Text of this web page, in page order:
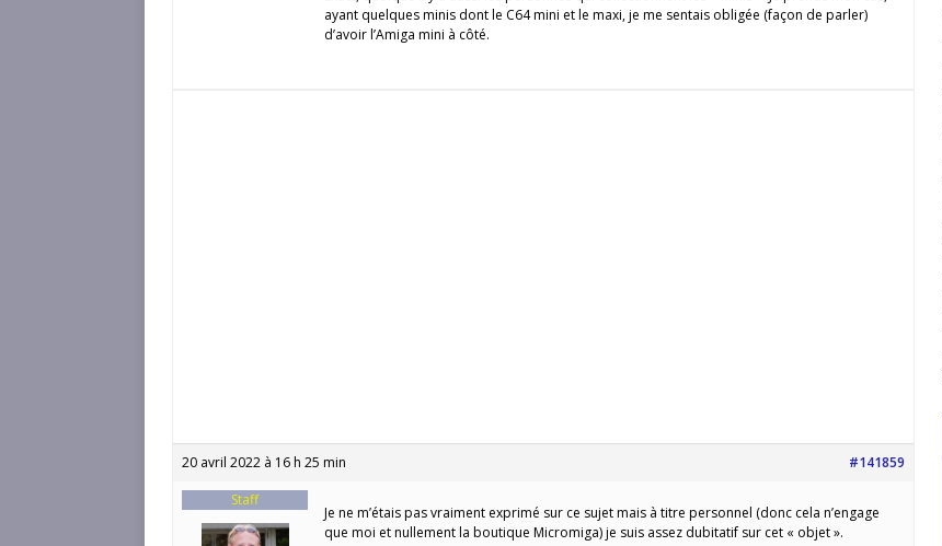
ayant quelques minis dont le C64 mini et le maxi, je me sentais obligée (façon de parler)
d’avoir l’Amiga mini à côté.
20 avril 2022 à 16 h 25 min
#141859
Staff
Je ne m’étais pas vraiment exprimé sur ce sujet mais à titre personnel (donc cela n’engage
que moi et nullement la boutique Micromiga) je suis assez dubitatif sur cet « objet ».